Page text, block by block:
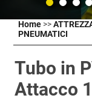
Home >>
PNEUMATICI
Tubo in
Attacco